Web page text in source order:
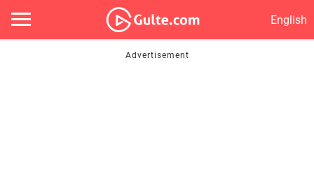
English